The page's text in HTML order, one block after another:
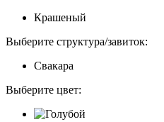
Крашеный
Выберите структура/завиток:
Свакара
Выберите цвет: